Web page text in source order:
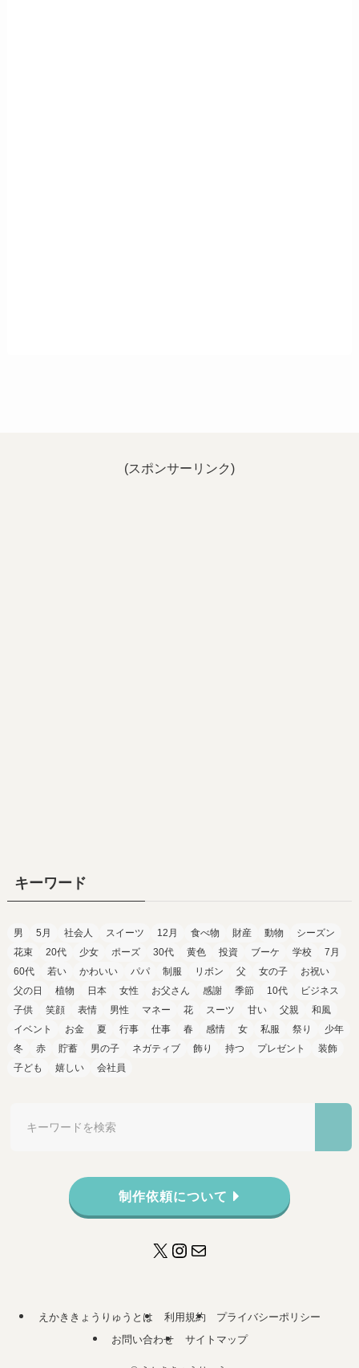
(スポンサーリンク)
キーワード
男 5月 社会人 スイーツ 12月 食べ物 財産 動物
シーズン
花束
20代 少女 ポーズ 30代 黄色 投資 ブーケ 学校
7月
60代
若い かわいい パパ 制服 リボン 父 女の子
お祝い
父の日
植物 日本 女性 お父さん 感謝 季節 10代
ビジネス
子供
笑顔 表情 男性 マネー 花 スーツ 甘い 父親
和風
イベント
お金 夏 行事 仕事 春 感情 女 私服 祭り
少年
冬
赤 貯蓄 男の子 ネガティブ 飾り 持つ プレゼント
装飾
子ども
嬉しい 会社員
制作依頼について
X Instagram
メール
えかききょうりゅうとは 利用規約
プライバシーポリシー
お問い合わせ
サイトマップ